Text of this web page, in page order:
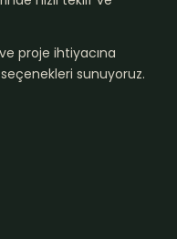
proje ihtiyacına
sunuyoruz.